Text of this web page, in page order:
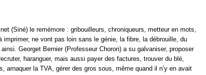
(Siné) le remémore : gribouilleurs, chroniqueurs, metteur en mots,
imprimer, ne vont pas loin sans le génie, la fibre, la débrouille, du
Georget Bernier (Professeur Choron) a su galvaniser, proposer
haranguer, mais aussi payer des factures, trouver du blé,
arnaquer la TVA, gérer des gros sous, même quand il n’y en avait